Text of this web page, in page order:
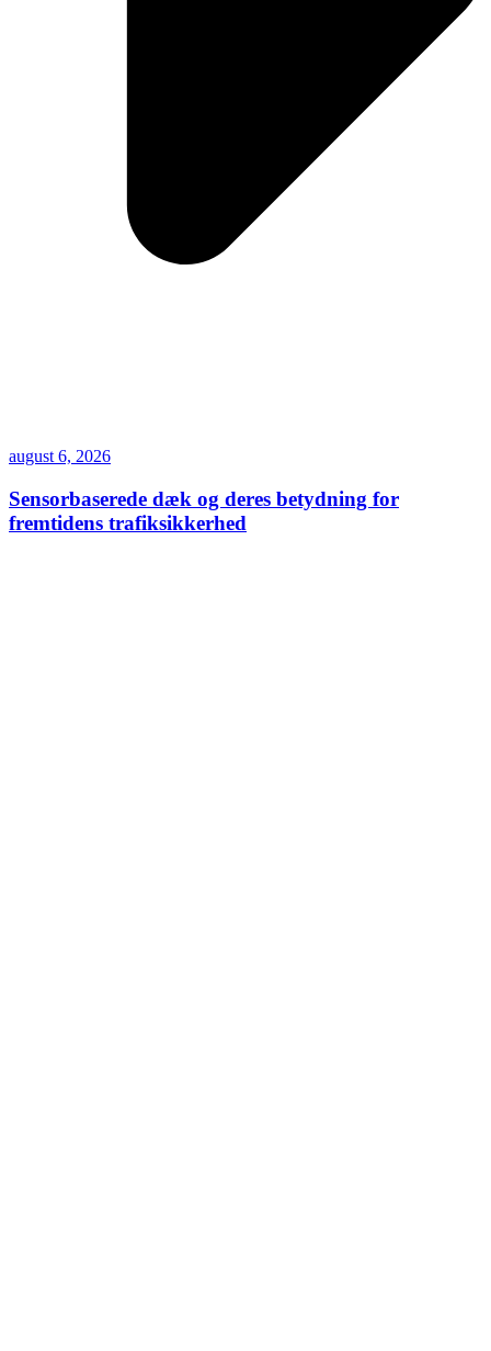
august 6, 2026
Sensorbaserede dæk og deres betydning for
fremtidens trafiksikkerhed